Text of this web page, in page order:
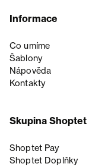
Informace
Co umíme
Šablony
Nápověda
Kontakty
Skupina Shoptet
Shoptet Pay
Shoptet Doplňky